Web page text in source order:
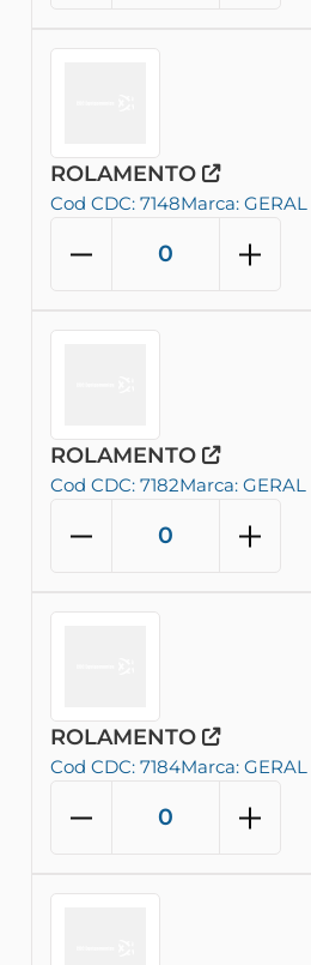
ROLAMENTO
Cod CDC: 7148Marca: GERAL
ROLAMENTO
Cod CDC: 7182Marca: GERAL
ROLAMENTO
Cod CDC: 7184Marca: GERAL